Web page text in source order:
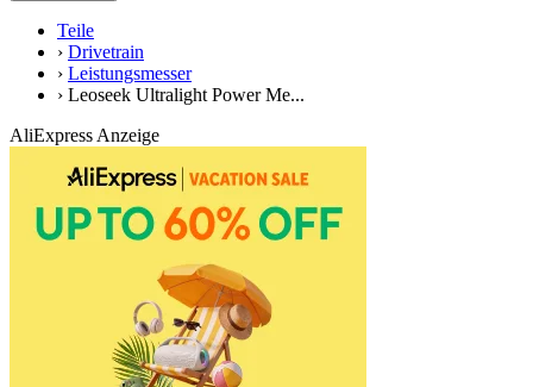
Teile
› Drivetrain
› Leistungsmesser
› Leoseek Ultralight Power Me...
AliExpress Anzeige